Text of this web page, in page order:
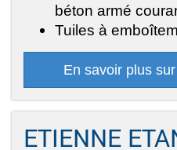
béton armé
Tuiles à
En savoir plus
ETIENNE